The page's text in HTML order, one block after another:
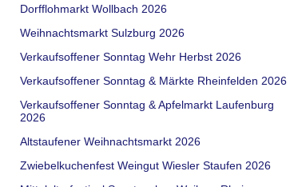
Dorfflohmarkt Wollbach 2026
Weihnachtsmarkt Sulzburg 2026
Verkaufsoffener Sonntag Wehr Herbst 2026
Verkaufsoffener Sonntag & Märkte Rheinfelden 2026
Verkaufsoffener Sonntag & Apfelmarkt Laufenburg
2026
Altstaufener Weihnachtsmarkt 2026
Zwiebelkuchenfest Weingut Wiesler Staufen 2026